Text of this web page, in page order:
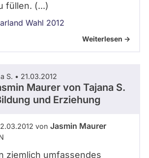
füllen. (...)
Wahl 2012
Weiterlesen ->
S. • 21.03.2012
Maurer von Tajana S.
und Erziehung
von Jasmin Maurer
ziemlich umfassendes